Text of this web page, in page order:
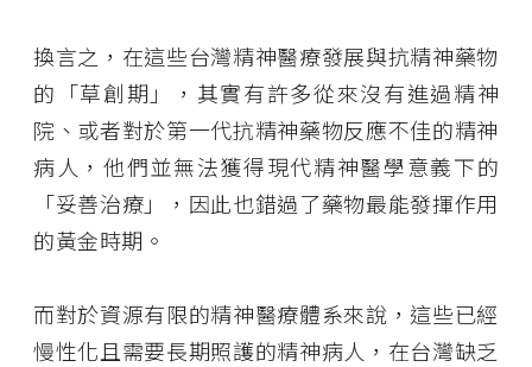
換言之，在這些台灣精神醫療發展與抗精神藥物
的「草創期」，其實有許多從來沒有進過精神
院、或者對於第一代抗精神藥物反應不佳的精神
病人，他們並無法獲得現代精神醫學意義下的
「妥善治療」，因此也錯過了藥物最能發揮作用
的黃金時期。
而對於資源有限的精神醫療體系來說，這些已經
慢性化且需要長期照護的精神病人，在台灣缺乏